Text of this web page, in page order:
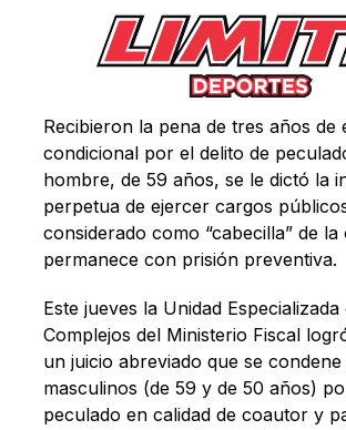
Recibieron la pena de tres años de
condicional por el delito de
hombre, de 59 años, se le dictó la
perpetua de ejercer cargos
considerado como “cabecilla” de
permanece con prisión preventiva.
Este jueves la Unidad Especializada
Complejos del Ministerio Fiscal
un juicio abreviado que se condene
masculinos (de 59 y de 50 años)
peculado en calidad de coautor y